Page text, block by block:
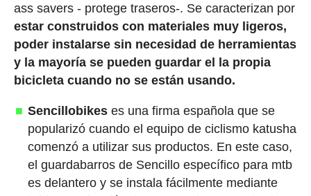
ass savers - protege traseros-. Se caracterizan por
estar construidos con materiales muy ligeros,
poder instalarse sin necesidad de herramientas
y la mayoría se pueden guardar el la propia
bicicleta cuando no se están usando.
Sencillobikeses una firma española que se
popularizó cuando el equipo de ciclismo katusha
comenzó a utilizar sus productos. En este caso,
el guardabarros de Sencillo específico para mtb
es delantero y se instala fácilmente mediante